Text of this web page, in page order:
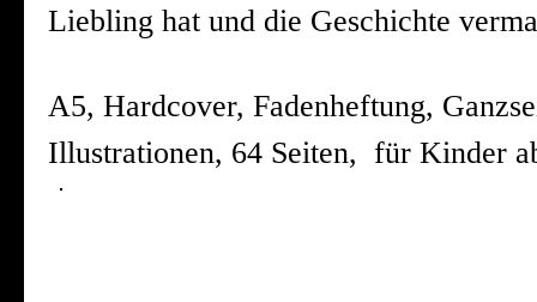
Liebling hat und die Geschichte
A5, Hardcover, Fadenheftung,
Illustrationen, 64 Seiten, für Kinder